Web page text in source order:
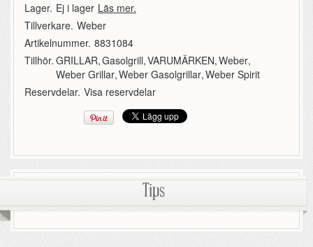
Lager. Ej i lager Läs mer.
Tillverkare. Weber
Artikelnummer. 8831084
Tillhör. GRILLAR,Gasolgrill,VARUMÄRKEN,Weber,
Weber Grillar,Weber Gasolgrillar,Weber Spirit
Reservdelar. Visa reservdelar
Tips